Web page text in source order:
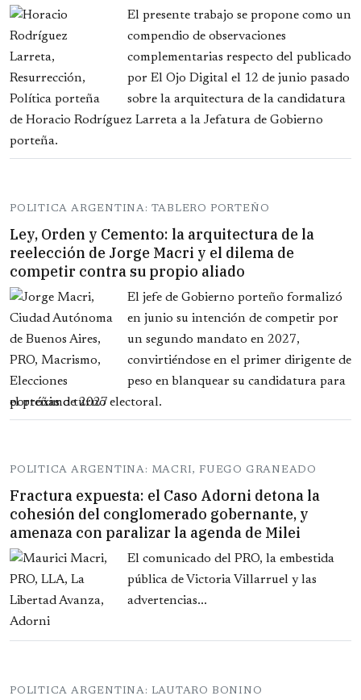
El presente trabajo se propone como un
compendio de observaciones
complementarias respecto del publicado
por El Ojo Digital el 12 de junio pasado
sobre la arquitectura de la candidatura
de Horacio Rodríguez Larreta a la Jefatura de Gobierno
porteña.
POLITICA ARGENTINA: TABLERO PORTEÑO
Ley, Orden y Cemento: la arquitectura de la
reelección de Jorge Macri y el dilema de
competir contra su propio aliado
El jefe de Gobierno porteño formalizó
en junio su intención de competir por
un segundo mandato en 2027,
convirtiéndose en el primer dirigente de
peso en blanquear su candidatura para
el próximo turno electoral.
POLITICA ARGENTINA: MACRI, FUEGO GRANEADO
Fractura expuesta: el Caso Adorni detona la
cohesión del conglomerado gobernante, y
amenaza con paralizar la agenda de Milei
El comunicado del PRO, la embestida
pública de Victoria Villarruel y las
advertencias...
POLITICA ARGENTINA: LAUTARO BONINO